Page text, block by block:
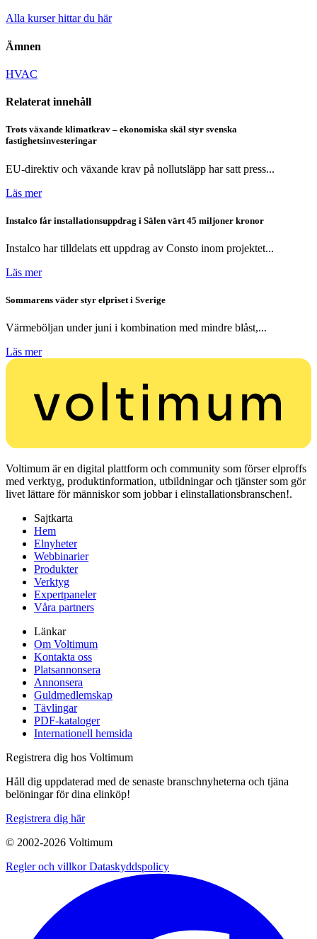
Alla kurser hittar du här
Ämnen
HVAC
Relaterat innehåll
Trots växande klimatkrav – ekonomiska skäl styr svenska
fastighetsinvesteringar
EU-direktiv och växande krav på nollutsläpp har satt press...
Läs mer
Instalco får installationsuppdrag i Sälen värt 45 miljoner kronor
Instalco har tilldelats ett uppdrag av Consto inom projektet...
Läs mer
Sommarens väder styr elpriset i Sverige
Värmeböljan under juni i kombination med mindre blåst,...
Läs mer
Voltimum är en digital plattform och community som förser elproffs
med verktyg, produktinformation, utbildningar och tjänster som gör
livet lättare för människor som jobbar i elinstallationsbranschen!.
Sajtkarta
Hem
Elnyheter
Webbinarier
Produkter
Verktyg
Expertpaneler
Våra partners
Länkar
Om Voltimum
Kontakta oss
Platsannonsera
Annonsera
Guldmedlemskap
Tävlingar
PDF-kataloger
Internationell hemsida
Registrera dig hos Voltimum
Håll dig uppdaterad med de senaste branschnyheterna och tjäna
belöningar för dina elinköp!
Registrera dig här
© 2002-2026 Voltimum
Regler och villkorDataskyddspolicy